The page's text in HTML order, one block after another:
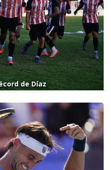
de Díaz